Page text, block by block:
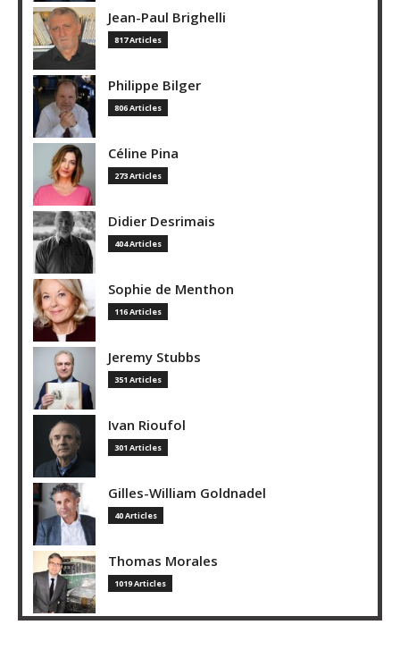
Jean-Paul Brighelli
817 Articles
Philippe Bilger
806 Articles
Céline Pina
273 Articles
Didier Desrimais
404 Articles
Sophie de Menthon
116 Articles
Jeremy Stubbs
351 Articles
Ivan Rioufol
301 Articles
Gilles-William Goldnadel
40 Articles
Thomas Morales
1019 Articles